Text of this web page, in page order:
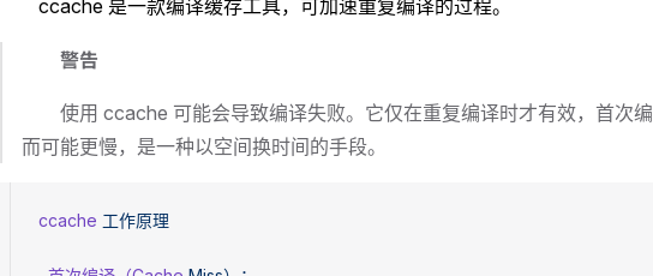
ccache 是一款编译缓存工具，可加速重复编译的过程。
警告
使用 ccache 可能会导致编译失败。它仅在重复编译时才有效，首次
而可能更慢，是一种以空间换时间的手段。
ccache 工作原理